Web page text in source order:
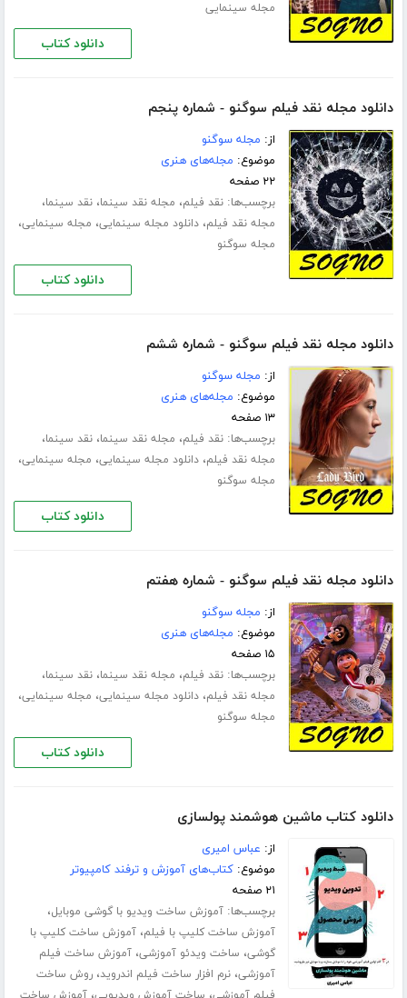
مجله سینمایی
دانلود کتاب
دانلود مجله نقد فیلم سوگنو - شماره پنجم
از: مجله سوگنو
موضوع: مجله‌های هنری
۲۲ صفحه
برچسب‌ها:نقد فیلم، مجله نقد سینما،نقد سینما،
مجله نقد فیلم،دانلود مجله سینمایی، مجله سینمایی،
مجله سوگنو
دانلود کتاب
دانلود مجله نقد فیلم سوگنو - شماره ششم
از: مجله سوگنو
موضوع: مجله‌های هنری
۱۳ صفحه
برچسب‌ها:نقد فیلم، مجله نقد سینما،نقد سینما،
مجله نقد فیلم،دانلود مجله سینمایی، مجله سینمایی،
مجله سوگنو
دانلود کتاب
دانلود مجله نقد فیلم سوگنو - شماره هفتم
از: مجله سوگنو
موضوع: مجله‌های هنری
۱۵ صفحه
برچسب‌ها:نقد فیلم، مجله نقد سینما،نقد سینما،
مجله نقد فیلم،دانلود مجله سینمایی، مجله سینمایی،
مجله سوگنو
دانلود کتاب
دانلود کتاب ماشین هوشمند پولسازی
از: عباس امیری
موضوع:کتاب‌های آموزش و ترفند کامپیوتر
۲۱ صفحه
برچسب‌ها:آموزش ساخت ویدیو با گوشی موبایل،
آموزش ساخت کلیپ با فیلم،آموزش ساخت کلیپ با
گوشی، ساخت ویدئو آموزشی،آموزش ساخت فیلم
آموزشی،نرم افزار ساخت فیلم اندروید،روش ساخت
فیلم آموزشی ساخت آموزش ویدیویی آموزش ساخت